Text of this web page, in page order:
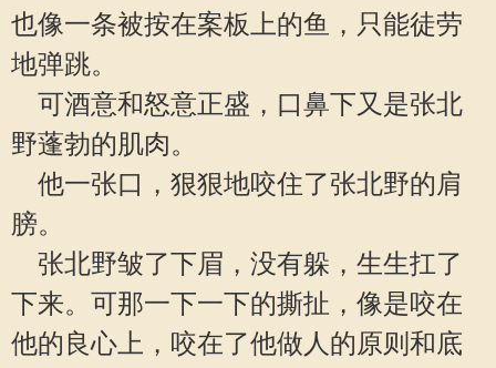
也像一条被按在案板上的鱼，只能徒劳
地弹跳。
可酒意和怒意正盛，口鼻下又是张北
野蓬勃的肌肉。
他一张口，狠狠地咬住了张北野的肩
膀。
张北野皱了下眉，没有躲，生生扛了
下来。可那一下一下的撕扯，像是咬在
他的良心上，咬在了他做人的原则和底